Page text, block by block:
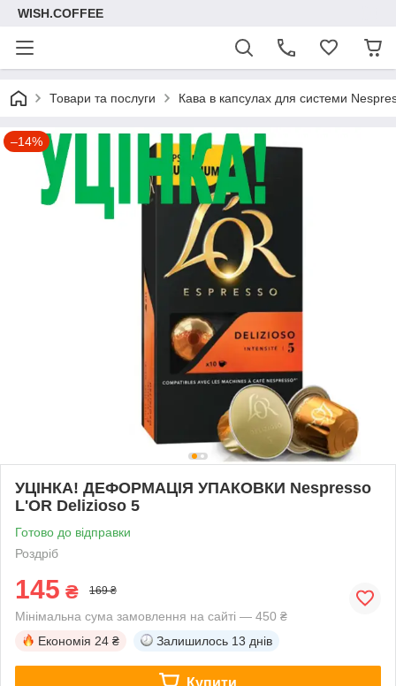
WISH.COFFEE
Товари та послуги Кава в капсулах для системи
–14%
УЦІНКА! ДЕФОРМАЦІЯ УПАКОВКИ Nespresso
L'OR Delizioso 5
Готово до відправки
Роздріб
145 ₴ 169 ₴
Мінімальна сума замовлення на сайті — 450 ₴
Економія 24 ₴ Залишилось 13 днів
Купити